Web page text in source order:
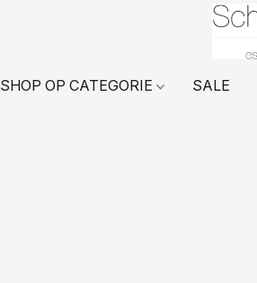
SHOP OP CATEGORIE SALE